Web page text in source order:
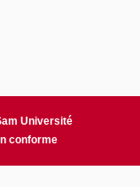
Université
conforme